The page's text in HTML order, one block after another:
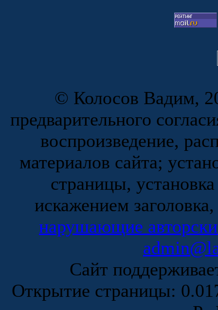
© Колосов Вадим,
предварительного
воспроизведение,
материалов сайта;
страницы,
искажением
нарушающие
Сайт
Открытие страницы: